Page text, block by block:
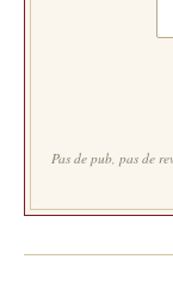
Pas de pub, pas de